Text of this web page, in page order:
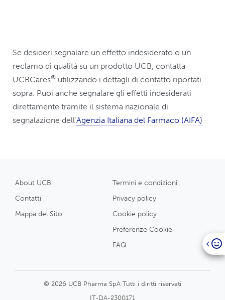
Se desideri segnalare un effetto indesiderato o un
reclamo di qualità su un prodotto UCB, contatta
UCBCares® utilizzando i dettagli di contatto riportati
sopra. Puoi anche segnalare gli effetti indesiderati
direttamente tramite il sistema nazionale di
segnalazione dell’Agenzia Italiana del Farmaco (AIFA)
About UCB
Contatti
Mappa del Sito
Termini e condizioni
Privacy policy
Cookie policy
Preferenze Cookie
FAQ
© 2026 UCB Pharma SpA Tutti i diritti riservati
IT-DA-2300171